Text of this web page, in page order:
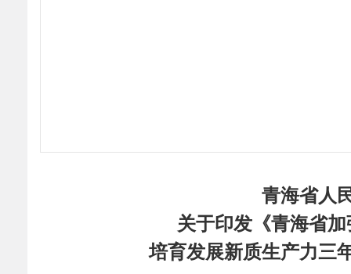
青海省人
关于印发《青海省
培育发展新质生产力三